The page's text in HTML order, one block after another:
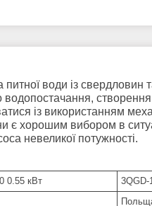
води із свердловин
створення
із використанням
є хорошим вибором в
невеликої потужності.
0.55 кВт
3QGD-